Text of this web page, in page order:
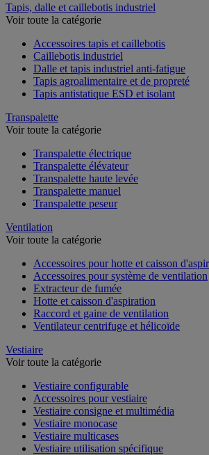
Tapis, dalle et caillebotis industriel
Voir toute la catégorie
Accessoires tapis et caillebotis
Caillebotis industriel
Dalle et tapis industriel anti-fatigue
Tapis agroalimentaire et de propreté
Tapis antistatique ESD et isolant
Transpalette
Voir toute la catégorie
Transpalette électrique
Transpalette élévateur
Transpalette haute levée
Transpalette manuel
Transpalette peseur
Ventilation
Voir toute la catégorie
Accessoires pour hotte et caisson
Accessoires pour système de ventilation
Extracteur de fumée
Hotte et caisson d'aspiration
Raccord et gaine de ventilation
Ventilateur centrifuge et hélicoïde
Vestiaire
Voir toute la catégorie
Vestiaire configurable
Accessoires pour vestiaire
Vestiaire consigne et multimédia
Vestiaire monocase
Vestiaire multicases
Vestiaire utilisation spécifique